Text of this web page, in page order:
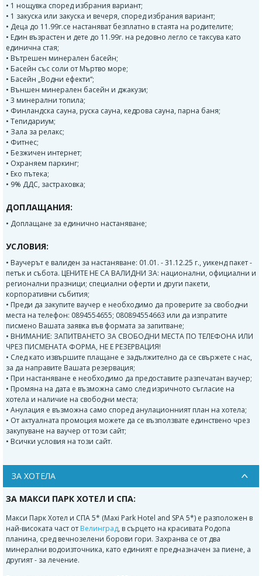
• 1 нощувка според избрания вариант;
• 1 закуска или закуска и вечеря, според избрания вариант;
• Деца до 11.99г.се настаняват безплатно в стаята на родителите;
• Един възрастен и дете до 11.99г. на редовно легло се таксува като
единична стая;
• Вътрешен минерален басейн;
• Басейн със соли от Мъртво море;
• Басейн „Водни ефекти“;
• Външен минерален басейн и джакузи;
• 3 минерални топила;
• Финландска сауна, руска сауна, кедрова сауна, парна баня;
• Тепидариум;
• Зала за релакс;
• Фитнес;
• Безжичен интернет;
• Охраняем паркинг;
• Еко пътека;
• 9% ДДС, застраховка;
ДОПЛАЩАНИЯ:
• Доплащане за единично настаняване;
УСЛОВИЯ:
• Ваучерът е валиден за настаняване: 01.01. - 31.12.25 г., уикенд пакет -
петък и събота. ЦЕНИТЕ НЕ СА ВАЛИДНИ ЗА: национални, официални и
регионални празници; специални оферти и други пакети,
корпоративни събития;
• Преди да закупите ваучер е необходимо да проверите за свободни
места на телефон: 0894554655; 080894554663 или да изпратите
писмено Вашата заявка във формата за запитване;
• ВНИМАНИЕ: ЗАПИТВАНЕТО ЗА СВОБОДНИ МЕСТА ПО ТЕЛЕФОНА ИЛИ
ЧРЕЗ ПИСМЕНАТА ФОРМА, НЕ Е РЕЗЕРВАЦИЯ!
• След като извършите плащане е задължително да се свържете с нас,
за да направите Вашата резервация;
• При настаняване е необходимо да предоставите разпечатан ваучер;
• Промяна на дата е възможна само след изричното съгласие на
хотела и наличие на свободни места;
• Анулация е възможна само според анулационният план на хотела;
• От актуалната промоция можете да се възползвате единствено чрез
закупуване на ваучер от този сайт;
• Всички условия на този сайт.
ЗА ХОТЕЛА
ЗА МАКСИ ПАРК ХОТЕЛ И СПА:
Макси Парк Хотел и СПА 5* (Maxi Park Hotel and SPA 5*) е разположен в
най-високата част от Велинград, в сърцето на красивата Родопа
планина, сред вечнозелени борови гори. Захранва се от два
минерални водоизточника, като единият е предназначен за пиене, а
другият - за лечение.